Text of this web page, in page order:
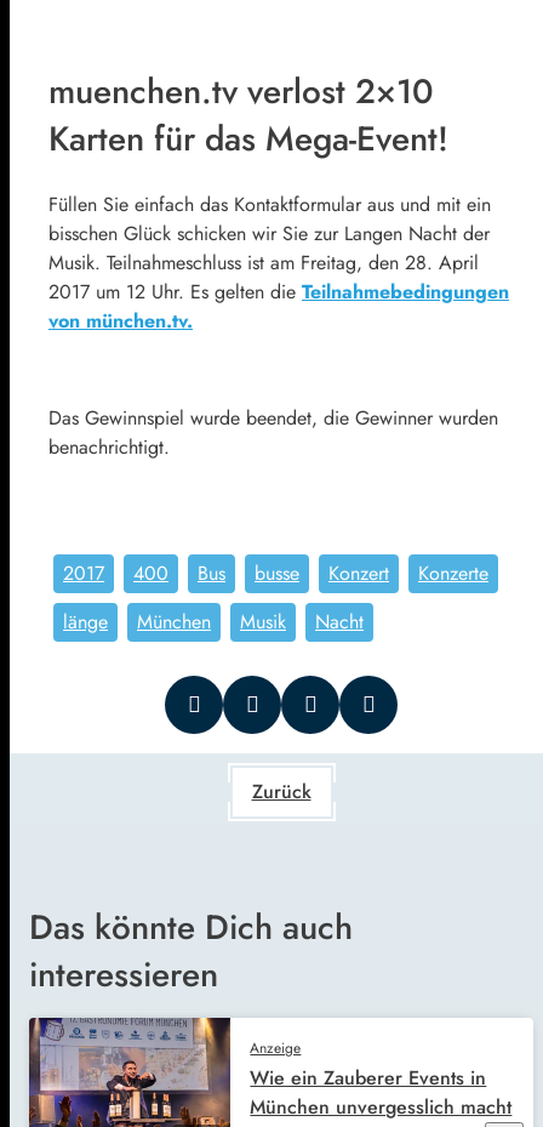
muenchen.tv verlost 2×10
Karten für das Mega-Event!
Füllen Sie einfach das Kontaktformular aus und mit ein
bisschen Glück schicken wir Sie zur Langen Nacht der
Musik. Teilnahmeschluss ist am Freitag, den 28. April
2017 um 12 Uhr. Es gelten die Teilnahmebedingungen
von münchen.tv.
Das Gewinnspiel wurde beendet, die Gewinner wurden
benachrichtigt.
2017 400 Bus busse Konzert
Konzerte
länge
München Musik Nacht
Zurück
Das könnte Dich auch
interessieren
Anzeige
Wie ein Zauberer Events in
München unvergesslich macht